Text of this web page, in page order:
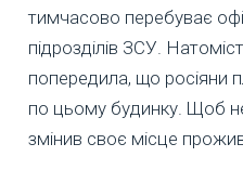
тимчасово перебуває
підрозділів ЗСУ.
попередила, що росіяни
по цьому будинку. Щоб
змінив своє місце